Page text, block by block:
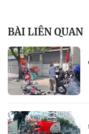
BÀI LIÊN QUAN